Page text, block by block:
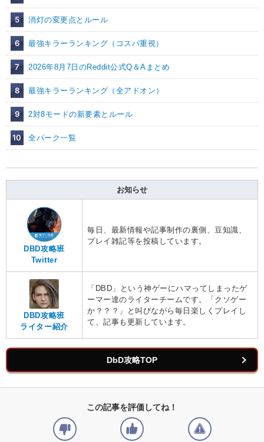
5 消灯の変更点とルール
6 最強キラーランキング（コスパ重視）
7 2026年8月7日のReddit公式Q＆Aまとめ
8 最強キラーランキング（全アドオン）
9 2対8モードの新要素とルール
10 全パーク一覧
お知らせ
DBD攻略班
Twitter
毎日、最新情報や記事制作の裏側、豆知識、
プレイ雑記等を投稿しています。
DBD攻略班
ライター紹介
「DBD」という神ゲーにハマってしまったゲ
ーマー達のライターチームです。「クソゲー
か？？？」と叫びながら毎日楽しくプレイし
て、記事も更新しています。
DbD攻略TOP
この記事を評価してね！